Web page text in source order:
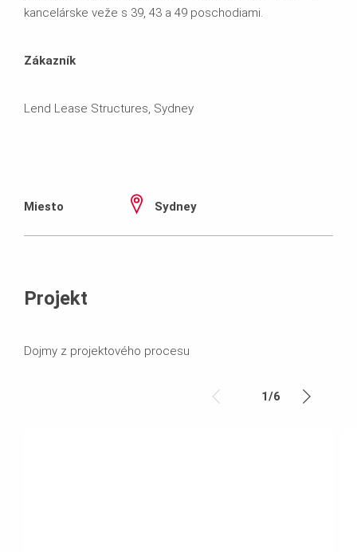
kancelárske veže s 39, 43 a 49 poschodiami.
Zákazník
Lend Lease Structures, Sydney
Miesto Sydney
Projekt
Dojmy z projektového procesu
1/6